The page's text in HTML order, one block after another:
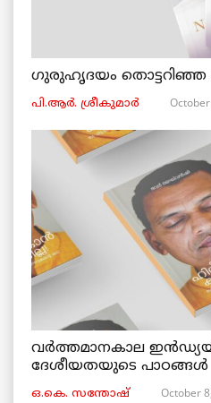
ഗുരുഹൃദയം തൊട്ടറിഞ്ഞ
പി.ആര്‍. ശ്രീകുമാര്‍
വര്‍ത്തമാനകാല
ദേശീയതയുടെ പാഠങ്ങൾ
ഒ.കെ. സന്തോഷ് October